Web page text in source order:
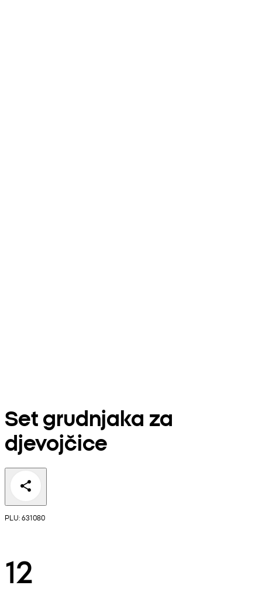
Set grudnjaka za
djevojčice
PLU: 631080
12